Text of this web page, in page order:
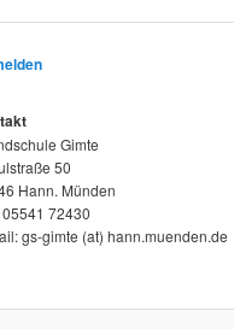
Gimte
50
Hann. Münden
05541 72430
gs-gimte (at) hann.muenden.de